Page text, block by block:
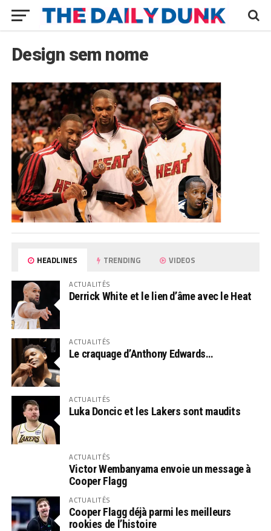
Design sem nome
HEADLINES TRENDING VIDEOS
ACTUALITÉS
Derrick White et le lien d’âme avec le Heat
ACTUALITÉS
Le craquage d’Anthony Edwards…
ACTUALITÉS
Luka Doncic et les Lakers sont maudits
ACTUALITÉS
Victor Wembanyama envoie un message à
Cooper Flagg
ACTUALITÉS
Cooper Flagg déjà parmi les meilleurs
rookies de l’histoire